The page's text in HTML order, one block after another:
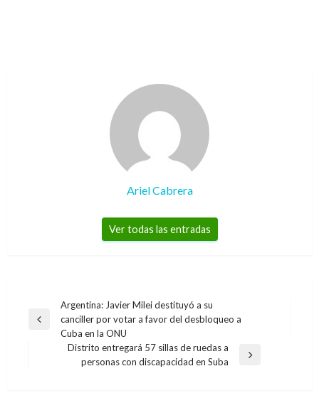
Ariel Cabrera
Ver todas las entradas
Navegación
de
entradas
Entrada
Argentina: Javier Milei destituyó a su
canciller por votar a favor del desbloqueo a
Cuba en la ONU
Distrito entregará 57 sillas de ruedas a
personas con discapacidad en Suba